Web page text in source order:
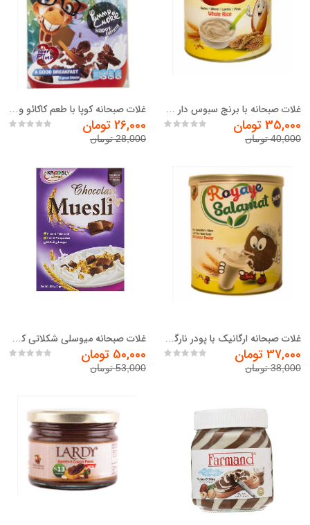
35,000 تومان
40,000 تومان
26,000 تومان
28,000 تومان
37,000 تومان
38,000 تومان
50,000 تومان
53,000 تومان